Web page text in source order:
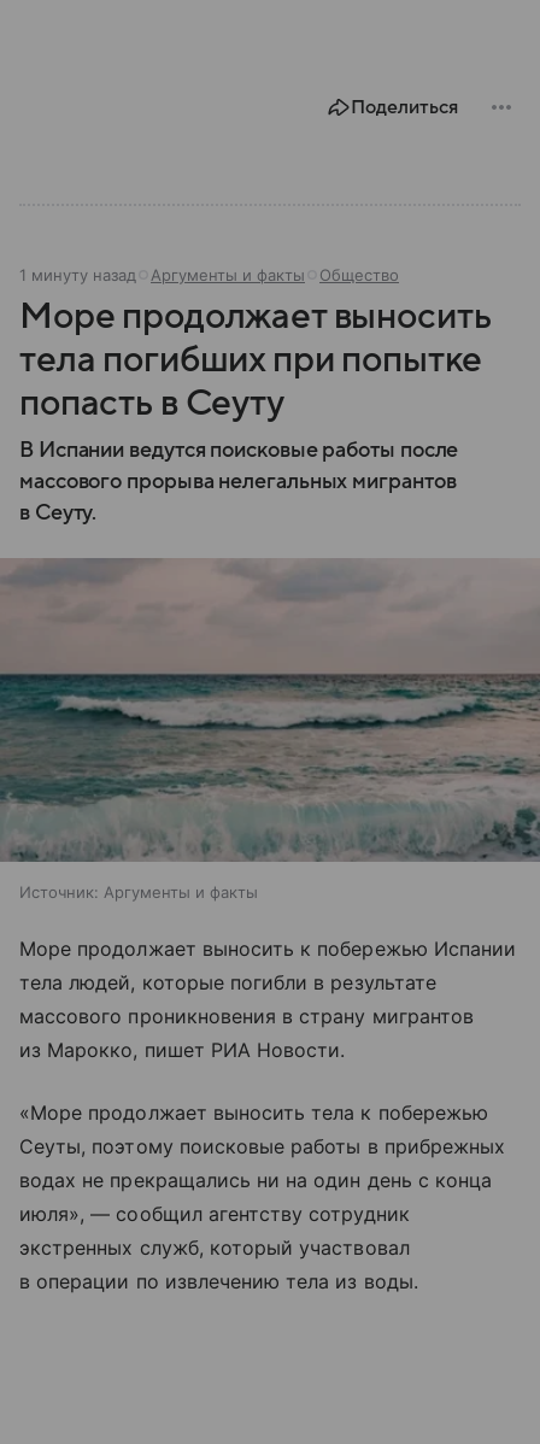
Поделиться
1 минуту назад Аргументы и факты Общество
Море продолжает выносить
тела погибших при попытке
попасть в Сеуту
В Испании ведутся поисковые работы после
массового прорыва нелегальных мигрантов
в Сеуту.
Источник: Аргументы и факты
Море продолжает выносить к побережью Испании
тела людей, которые погибли в результате
массового проникновения в страну мигрантов
из Марокко, пишет РИА Новости.
«Море продолжает выносить тела к побережью
Сеуты, поэтому поисковые работы в прибрежных
водах не прекращались ни на один день с конца
июля», — сообщил агентству сотрудник
экстренных служб, который участвовал
в операции по извлечению тела из воды.